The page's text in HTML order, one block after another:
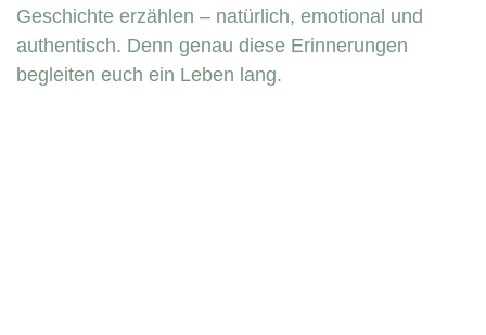
Geschichte erzählen – natürlich, emotional und
authentisch. Denn genau diese Erinnerungen
begleiten euch ein Leben lang.